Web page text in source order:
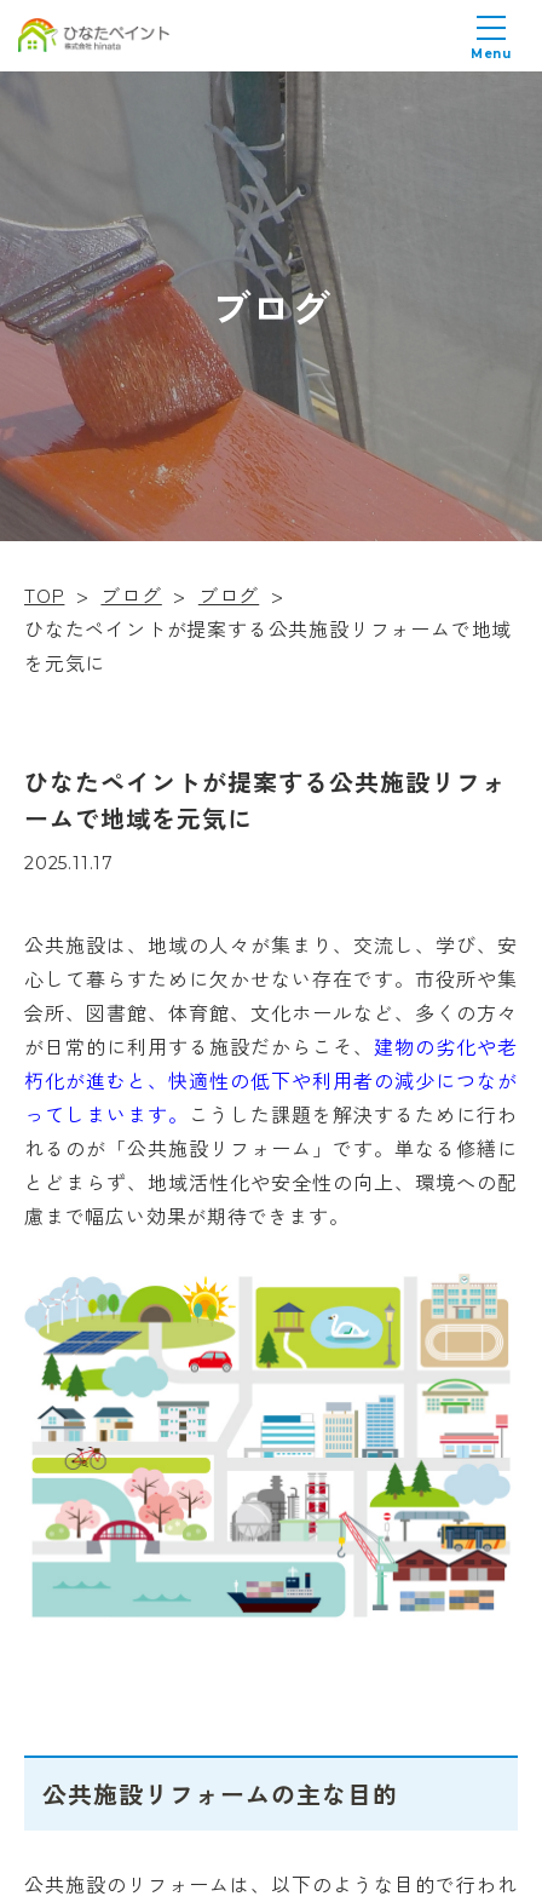
Menu
ブログ
TOP > ブログ > ブログ >
ひなたペイントが提案する公共施設リフォームで地域
を元気に
ひなたペイントが提案する公共施設リフォ
ームで地域を元気に
2025.11.17
公共施設は、地域の人々が集まり、交流し、学び、安
心して暮らすために欠かせない存在です。市役所や集
会所、図書館、体育館、文化ホールなど、多くの方々
が日常的に利用する施設だからこそ、 建物の劣化や老
朽化が進むと、快適性の低下や利用者の減少につなが
ってしまいます。 こうした課題を解決するために行わ
れるのが「公共施設リフォーム」です。単なる修繕に
とどまらず、地域活性化や安全性の向上、環境への配
慮まで幅広い効果が期待できます。
公共施設リフォームの主な目的
公共施設のリフォームは、以下のような目的で行われ